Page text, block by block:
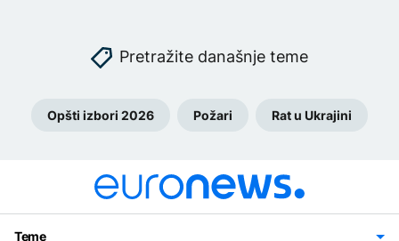
Pretražite današnje teme
Opšti izbori 2026 Požari Rat u Ukrajini
Teme